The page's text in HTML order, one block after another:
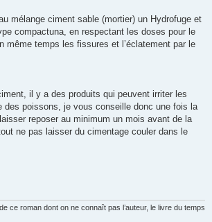
mélange ciment sable (mortier) un Hydrofuge et
compactuna, en respectant les doses pour le
même temps les fissures et l’éclatement par le
il y a des produits qui peuvent irriter les
des poissons, je vous conseille donc une fois la
reposer au minimum un mois avant de la
ne pas laisser du cimentage couler dans le
ce roman dont on ne connaît pas l’auteur, le livre du temps